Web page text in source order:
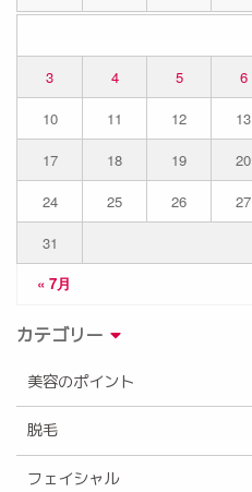
« 7月
3
4 5 6
10
11 12 13
17
18 19 20
24
25 26 27
31
カテゴリー
美容のポイント
脱毛
フェイシャル